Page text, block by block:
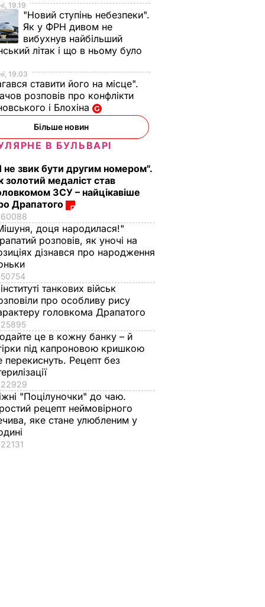
в
– і
19.19
"Новий ступінь небезпеки".
Як у ФРН дивом не
вибухнув найбільший
літак і що в ньому було
19.03
ставити його на місце".
розповів про конфлікти
і Блохіна
Більше новин
В БУЛЬВАРІ
не звик бути другим номером".
золотий медаліст став
ЗСУ – найцікавіше
Драпатого
60088
доця народилася!"
розповів, як уночі на
дізнався про народження
50754
танкових військ
про особливу рису
головкома Драпатого
25895
це в кожну банку – й
під капроновою кришкою
перекиснуть. Рецепт без
22929
"Поцілуночки" до чаю.
рецепт неймовірного
яке стане улюбленим у
22131